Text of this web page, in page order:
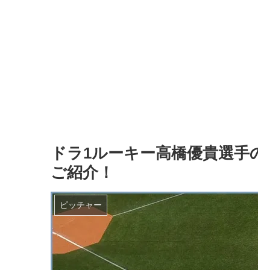
ドラ1ルーキー高橋優貴選
ご紹介！
ピッチャー